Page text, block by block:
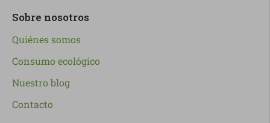
Sobre nosotros
Quiénes somos
Consumo ecológico
Nuestro blog
Contacto